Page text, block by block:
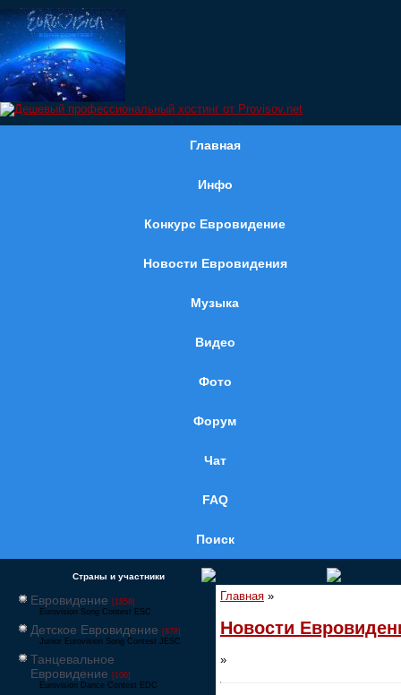
Главная
Инфо
Конкурс Евровидение
Новости Евровидения
Музыка
Видео
Фото
Форум
Чат
FAQ
Поиск
Страны и участники
Евровидение [1858]
Eurovision Song Contest ESC
Детское Евровидение [878]
Junior Eurovision Song Contest JESC
Танцевальное
Евровидение [106]
Eurovision Dance Contest EDC
Главная »
Новости
»